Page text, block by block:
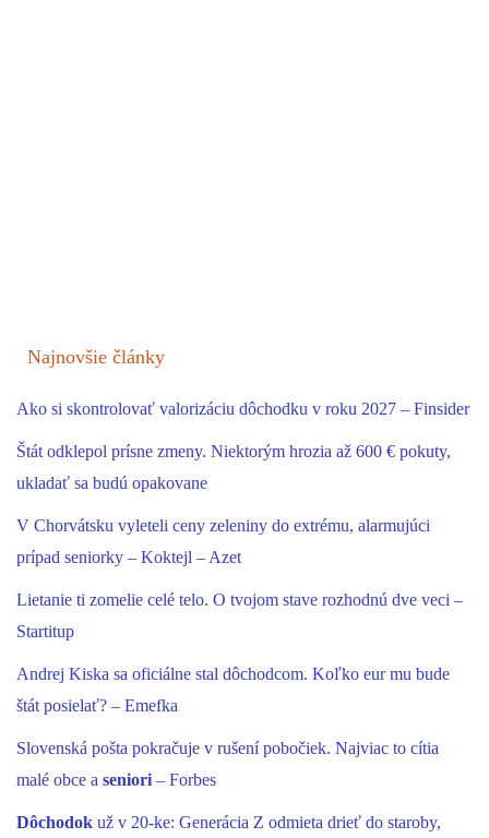
Najnovšie články
Ako si skontrolovať valorizáciu dôchodku v roku 2027 – Finsider
Štát odklepol prísne zmeny. Niektorým hrozia až 600 € pokuty,
ukladať sa budú opakovane
V Chorvátsku vyleteli ceny zeleniny do extrému, alarmujúci
prípad seniorky – Koktejl – Azet
Lietanie ti zomelie celé telo. O tvojom stave rozhodnú dve veci –
Startitup
Andrej Kiska sa oficiálne stal dôchodcom. Koľko eur mu bude
štát posielať? – Emefka
Slovenská pošta pokračuje v rušení pobočiek. Najviac to cítia
malé obce a seniori– Forbes
Dôchodok už v 20-ke: Generácia Z odmieta drieť do staroby,